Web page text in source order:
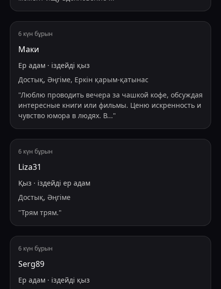
6 күн бұрын
Маки
Ер адам · іздейді қыз
Достық, Әңгіме, Еркін қарым-қатынас
"Люблю проводить вечера за чашкой кофе, обсуждая
интересные книги или фильмы. Ценю искренность и
чувство юмора в людях. В..."
6 күн бұрын
Liza31
Қыз · іздейді ер адам
Достық, Әңгіме
"Трям трям."
6 күн бұрын
Serg89
Ер адам · іздейді қыз